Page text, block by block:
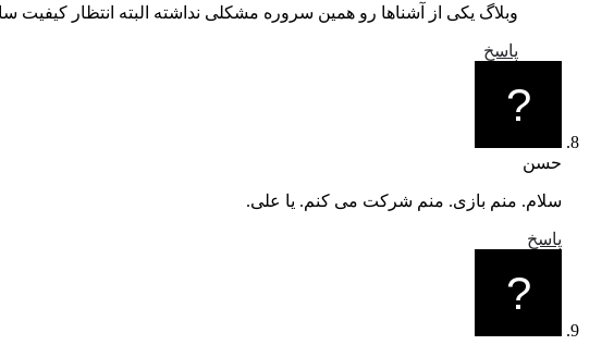
وبلاگ یکی از آشناها رو همین سروره مشکلی نداشته البته انتظار کیفیت
پاسخ
حسن
سلام. منم بازی. منم شرکت می کنم. یا علی.
پاسخ